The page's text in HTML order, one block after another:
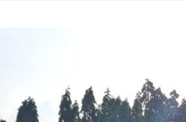
SUMATERA SEBAGAI MOTOR